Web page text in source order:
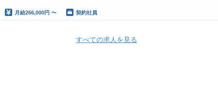
月給266,000円 〜 契約社員
すべての求人を見る